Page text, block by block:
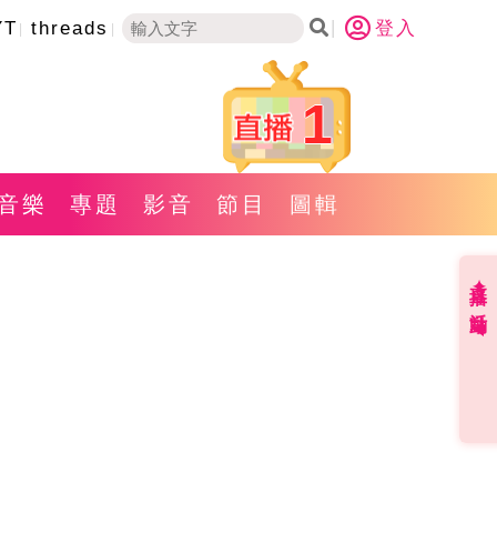
threads 登入
1
樂 專題 影音 節目 圖輯
直播✦活動